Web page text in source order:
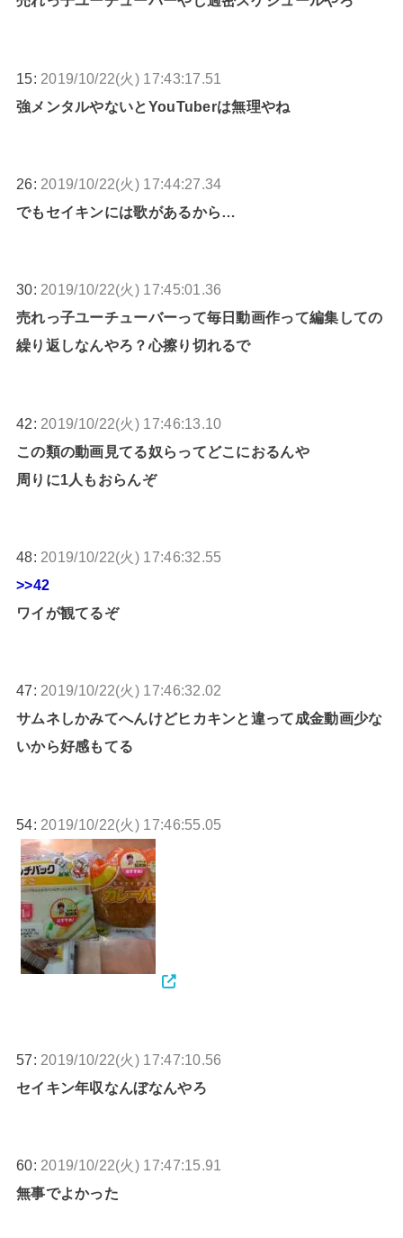
15: 2019/10/22(火) 17:43:17.51
強メンタルやないとYouTuberは無理やね
26: 2019/10/22(火) 17:44:27.34
でもセイキンには歌があるから…
30: 2019/10/22(火) 17:45:01.36
売れっ子ユーチューバーって毎日動画作って編集しての
繰り返しなんやろ？心擦り切れるで
42: 2019/10/22(火) 17:46:13.10
この類の動画見てる奴らってどこにおるんや
周りに1人もおらんぞ
48: 2019/10/22(火) 17:46:32.55
>>42
ワイが観てるぞ
47: 2019/10/22(火) 17:46:32.02
サムネしかみてへんけどヒカキンと違って成金動画少な
いから好感もてる
54: 2019/10/22(火) 17:46:55.05
57: 2019/10/22(火) 17:47:10.56
セイキン年収なんぼなんやろ
60: 2019/10/22(火) 17:47:15.91
無事でよかった